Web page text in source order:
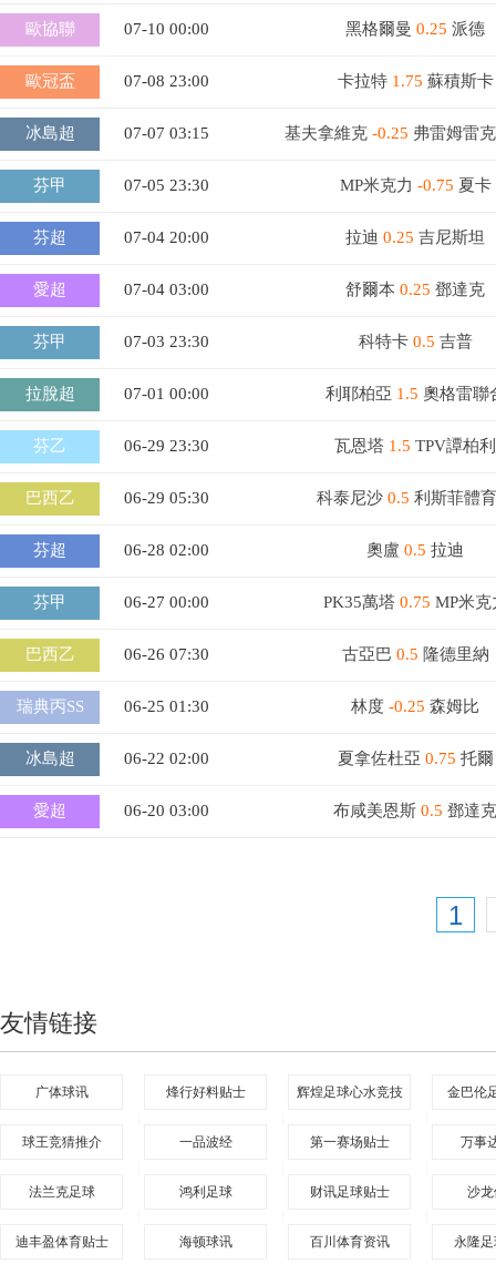
歐協聯 07-10 00:00 黑格爾曼 0.25 派德
歐冠盃 07-08 23:00 卡拉特 1.75 蘇積斯卡
冰島超 07-07 03:15 基夫拿維克 -0.25 弗雷姆雷
芬甲 07-05 23:30 MP米克力 -0.75 夏卡
芬超 07-04 20:00 拉迪 0.25 吉尼斯坦
愛超 07-04 03:00 舒爾本 0.25 鄧達克
芬甲 07-03 23:30 科特卡 0.5 吉普
拉脫超 07-01 00:00 利耶柏亞 1.5 奧格雷聯
芬乙 06-29 23:30 瓦恩塔 1.5 TPV譚柏利
巴西乙 06-29 05:30 科泰尼沙 0.5 利斯菲體
芬超 06-28 02:00 奧盧 0.5 拉迪
芬甲 06-27 00:00 PK35萬塔 0.75 MP米克
巴西乙 06-26 07:30 古亞巴 0.5 隆德里納
瑞典丙SS 06-25 01:30 林度 -0.25 森姆比
冰島超 06-22 02:00 夏拿佐杜亞 0.75 托爾
愛超 06-20 03:00 布咸美恩斯 0.5 鄧達克
1
友情链接
广体球讯
烽行好料贴士
辉煌足球心水竞技
金巴伦
球王竞猜推介
一品波经
第一赛场贴士
万事
法兰克足球
鸿利足球
财讯足球贴士
沙
迪丰盈体育贴士
海顿球讯
百川体育资讯
永隆